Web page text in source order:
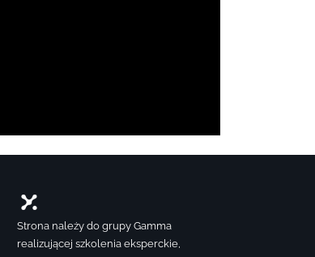
Strona należy do grupy Gamma
realizującej szkolenia eksperckie,